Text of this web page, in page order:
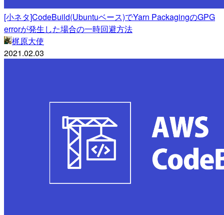
[小ネタ]CodeBuild(Ubuntuベース)でYarn PackagingのGPG
errorが発生した場合の一時回避方法
梶原大使
2021.02.03